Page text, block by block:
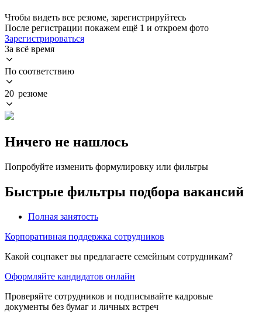
Чтобы видеть все резюме, зарегистрируйтесь
После регистрации покажем ещё 1 и откроем фото
Зарегистрироваться
За всё время
По соответствию
20 резюме
Ничего не нашлось
Попробуйте изменить формулировку или фильтры
Быстрые фильтры подбора вакансий
Полная занятость
Корпоративная поддержка сотрудников
Какой соцпакет вы предлагаете семейным сотрудникам?
Оформляйте кандидатов онлайн
Проверяйте сотрудников и подписывайте кадровые
документы без бумаг и личных встреч